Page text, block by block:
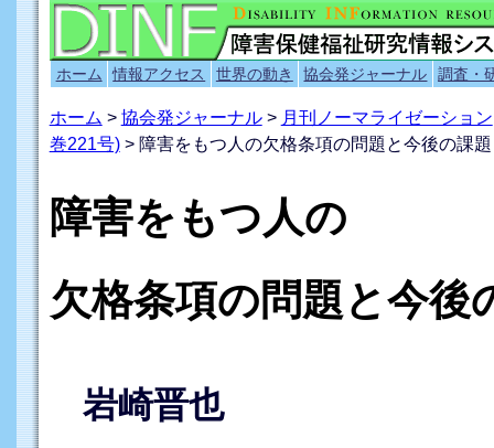
ホーム 情報アクセス 世界の動き 協会発ジャーナル 調査・
ホーム > 協会発ジャーナル> 月刊ノーマライゼーション
巻221号)> 障害をもつ人の欠格条項の問題と今後の課題
障害をもつ人の
欠格条項の問題と今後
岩崎晋也